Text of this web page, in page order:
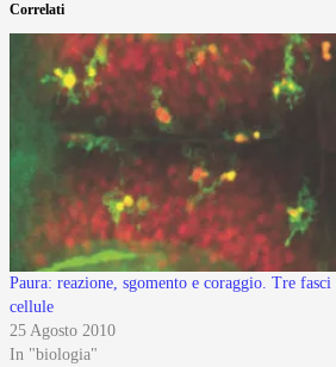
Correlati
Paura: reazione, sgomento e coraggio. Tre
cellule
25 Agosto 2010
In "biologia"